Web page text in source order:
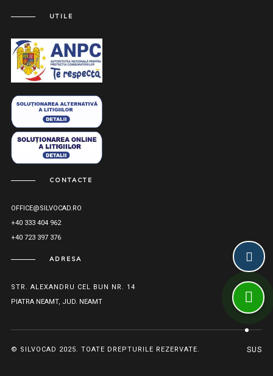
UTILE
CONTACTE
OFFICE@SILVOCAD.RO
+40 333 404 962
+40 723 397 376
ADRESA
STR. ALEXANDRU CEL BUN NR. 14
PIATRA NEAMT, JUD. NEAMT
© SILVOCAD 2025. TOATE DREPTURILE REZERVATE. SUS